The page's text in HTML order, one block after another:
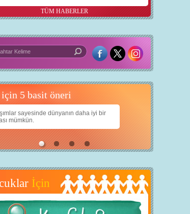
TÜM HABERLER
iyi bir dünya için yapay zekâ
Çocuklarımıza daha güzel bir dünya bırakabilmek için
teknolojiden nasıl yararlanırız?
İçin